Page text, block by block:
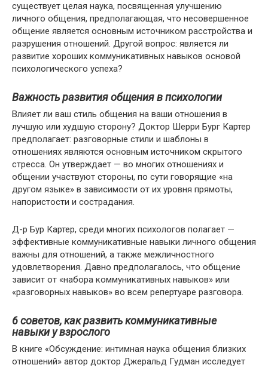
существует целая наука, посвященная улучшению
личного общения, предполагающая, что несовершенное
общение является основным источником расстройства и
разрушения отношений. Другой вопрос: является ли
развитие хороших коммуникативных навыков основой
психологического успеха?
Важность развития общения в психологии
Влияет ли ваш стиль общения на ваши отношения в
лучшую или худшую сторону? Доктор Шерри Бург Картер
предполагает: разговорные стили и шаблоны в
отношениях являются основным источником скрытого
стресса. Он утверждает — во многих отношениях и
общении участвуют стороны, по сути говорящие «на
другом языке» в зависимости от их уровня прямоты,
напористости и сострадания.
Д-р Бур Картер, среди многих психологов полагает —
эффективные коммуникативные навыки личного общения
важны для отношений, а также межличностного
удовлетворения. Давно предполагалось, что общение
зависит от «набора коммуникативных навыков» или
«разговорных навыков» во всем репертуаре разговора.
6 советов, как развить коммуникативные
навыки у взрослого
В книге «Обсуждение: интимная наука общения близких
отношений» автор доктор Джеральд Гудман исследует